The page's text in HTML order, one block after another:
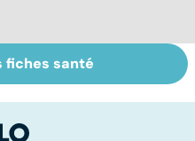
Inflammation des
amygdales : que
d'angine ?
fiches santé